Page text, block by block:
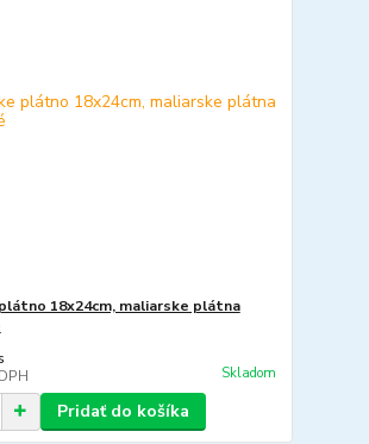
18x24cm, maliarske plátna
Skladom
Pridať do košíka